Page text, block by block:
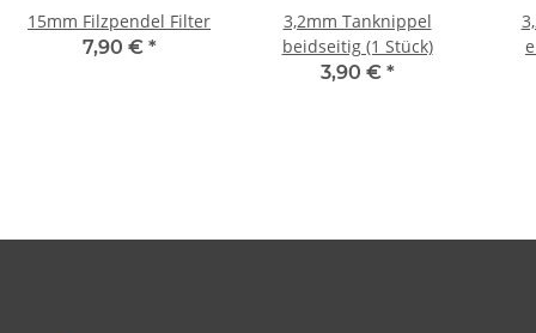
15mm Filzpendel Filter
7,90 € *
3,2mm Tanknippel
beidseitig (1 Stück)
3,90 € *